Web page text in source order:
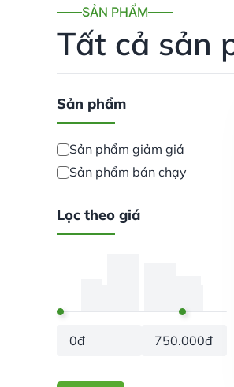
SẢN PHẨM
Tất cả sản
Sản phẩm
Sản phẩm giảm giá
Sản phẩm bán chạy
Lọc theo giá
0đ 750.000đ